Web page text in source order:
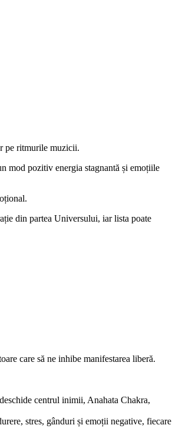
pe ritmurile muzicii.
mod pozitiv energia stagnantă și emoțiile
din partea Universului, iar lista poate
care să ne inhibe manifestarea liberă.
centrul inimii, Anahata Chakra,
stres, gânduri și emoții negative, fiecare